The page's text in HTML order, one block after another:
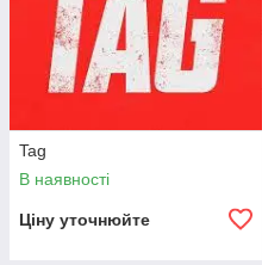
Tag
В наявності
Ціну уточнюйте